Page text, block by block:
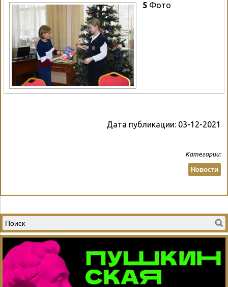
5 Фото
Дата публикации: 03-12-2021
Категории:
Новости